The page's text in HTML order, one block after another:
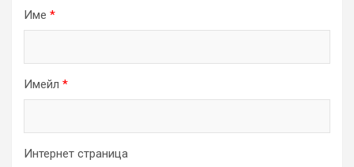
Име *
Имейл *
Интернет страница